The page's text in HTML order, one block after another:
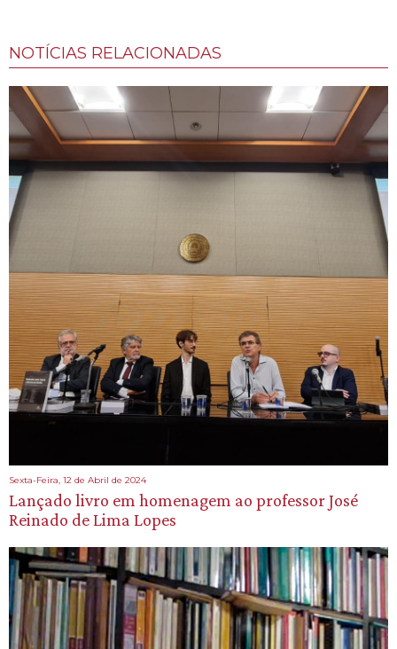
NOTÍCIAS RELACIONADAS
Sexta-Feira, 12 de Abril de 2024
Lançado livro em homenagem ao professor José
Reinado de Lima Lopes